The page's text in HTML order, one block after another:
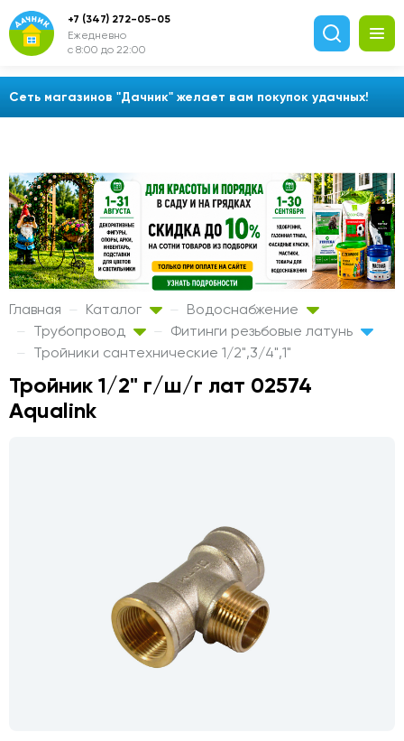
Сеть магазинов "Дачник" желает вам покупок удачных!
+7 (347) 272-05-05
Ежедневно
с 8:00 до 22:00
Главная Каталог
Водоснабжение
Трубопровод
Фитинги резьбовые латунь
Тройники сантехнические 1/2",3/4",1"
Тройник 1/2" г/ш/г лат 02574
Aqualink